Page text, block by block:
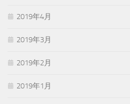
2019年4月
2019年3月
2019年2月
2019年1月